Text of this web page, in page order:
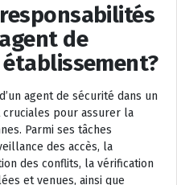
de
agent de sécurité dans un
pour assurer la
Parmi ses tâches
des accès, la
des conflits, la vérification
et venues, ainsi que